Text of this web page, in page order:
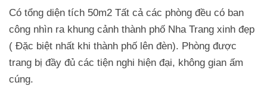
Có tổng diện tích 50m2 Tất cả các phòng đều có ban
công nhìn ra khung cảnh thành phố Nha Trang xinh đẹp
( Đặc biệt nhất khi thành phố lên đèn). Phòng được
trang bị đầy đủ các tiện nghi hiện đại, không gian ấm
cúng.